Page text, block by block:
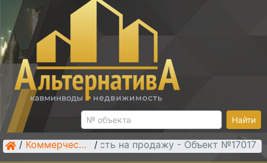
Найти
/ Коммерческая недвижимость /
недвижимость на продажу - Объект №17017